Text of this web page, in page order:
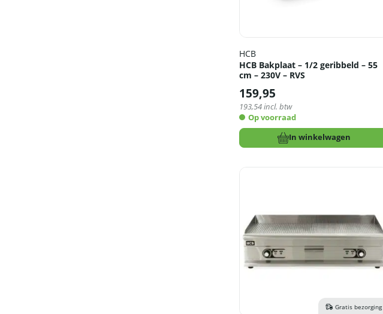
HCB
HCB Bakplaat – 1/2 geribbeld – 55
cm – 230V – RVS
159,95
193,54incl. btw
Op voorraad
In winkelwagen
Gratis bezorging